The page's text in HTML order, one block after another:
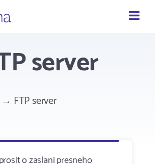
server
FTP server
o zaslani presneho